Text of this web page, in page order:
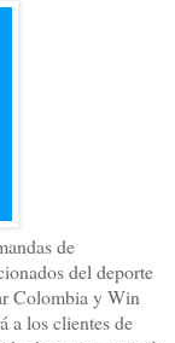
de
del deporte
Colombia y Win
a los clientes de